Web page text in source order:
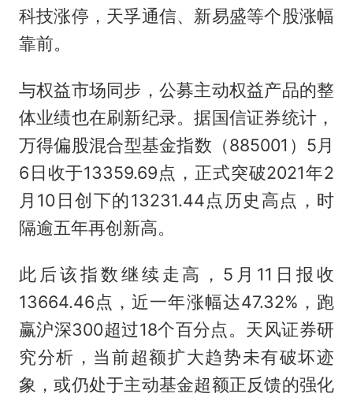
科技涨停，天孚通信、新易盛等个股涨幅
靠前。
与权益市场同步，公募主动权益产品的整
体业绩也在刷新纪录。据国信证券统计，
万得偏股混合型基金指数（885001）5月
6日收于13359.69点，正式突破2021年2
月10日创下的13231.44点历史高点，时
隔逾五年再创新高。
此后该指数继续走高，5月11日报收
13664.46点，近一年涨幅达47.32%，跑
赢沪深300超过18个百分点。天风证券研
究分析，当前超额扩大趋势未有破坏迹
象，或仍处于主动基金超额正反馈的强化